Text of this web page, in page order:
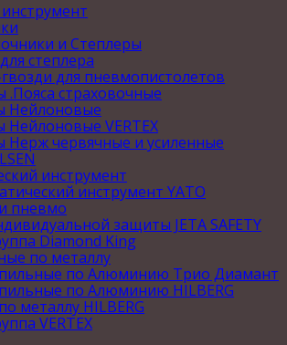
и Степлеры
степлера
для пневмопистолетов
.Пояса страховочные
Нейлоновые
Нейлоновые VERTEX
Нерж червячные и усиленные
инструмент
инструмент YATO
пневмо
защиты JETA SAFETY
Diamond King
по металлу
по Алюминию Трио Диамант
по Алюминию HILBERG
металлу HILBERG
VERTEX